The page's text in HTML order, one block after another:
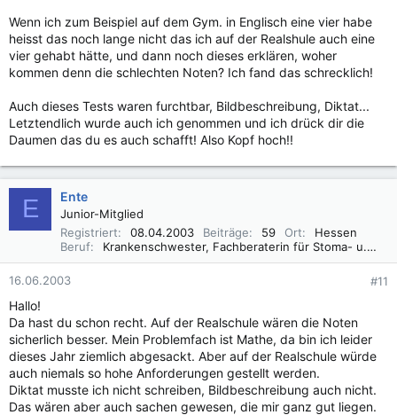
Wenn ich zum Beispiel auf dem Gym. in Englisch eine vier habe
heisst das noch lange nicht das ich auf der Realshule auch eine
vier gehabt hätte, und dann noch dieses erklären, woher
kommen denn die schlechten Noten? Ich fand das schrecklich!
Auch dieses Tests waren furchtbar, Bildbeschreibung, Diktat...
Letztendlich wurde auch ich genommen und ich drück dir die
Daumen das du es auch schafft! Also Kopf hoch!!
E Ente
Junior-Mitglied
Registriert
08.04.2003 Beiträge 59 Ort
Hessen
Beruf
Krankenschwester, Fachberaterin für Stoma- u. Inkontinenzversorgung, Wundmanagement
16.06.2003 #11
Hallo!
Da hast du schon recht. Auf der Realschule wären die Noten
sicherlich besser. Mein Problemfach ist Mathe, da bin ich leider
dieses Jahr ziemlich abgesackt. Aber auf der Realschule würde
auch niemals so hohe Anforderungen gestellt werden.
Diktat musste ich nicht schreiben, Bildbeschreibung auch nicht.
Das wären aber auch sachen gewesen, die mir ganz gut liegen.